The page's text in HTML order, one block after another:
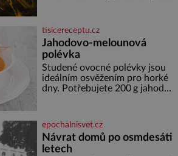
lodě, zapisovat první texty a
inspiroval řadu pověstí. Tato
skromná, ale užitečná rostlina
provází člověka už tisíce let.
Většina lidí vnímá rákos jen jako
obyčejnou kulisu letního
koupání. Stačí se však podívat
tisicereceptu.cz
Jahodovo-melounová
polévka
Studené ovocné polévky jsou
ideálním osvěžením pro horké
dny. Potřebujete 200 g jahod
cukru krystal 1 lžíci medu 200 g
zakysané sm
epochalnisvet.cz
Návrat domů po osmdesáti
letech